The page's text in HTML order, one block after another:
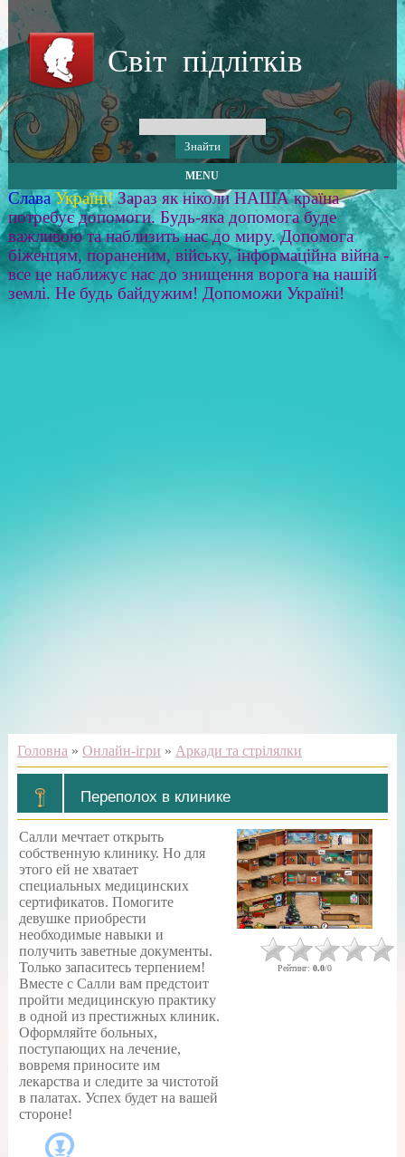
Світ підлітків
MENU
Слава Україні! Зараз як ніколи НАША країна
потребує допомоги. Будь-яка допомога буде
важливою та наблизить нас до миру. Допомога
біженцям, пораненим, війську, інформаційна війна -
все це наближує нас до знищення ворога на нашій
землі. Не будь байдужим! Допоможи Україні!
Головна » Онлайн-ігри » Аркади та стрілялки
Переполох в клинике
Салли мечтает открыть
собственную клинику. Но для
этого ей не хватает
специальных медицинских
сертификатов. Помогите
девушке приобрести
необходимые навыки и
получить заветные документы.
Только запаситесь терпением!
Вместе с Салли вам предстоит
пройти медицинскую практику
в одной из престижных клиник.
Оформляйте больных,
поступающих на лечение,
вовремя приносите им
лекарства и следите за чистотой
в палатах. Успех будет на вашей
стороне!
Рейтинг: 0.0/0